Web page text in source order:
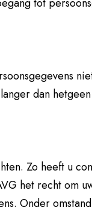
tot
dan
Zo heeft u
het recht om
Onder